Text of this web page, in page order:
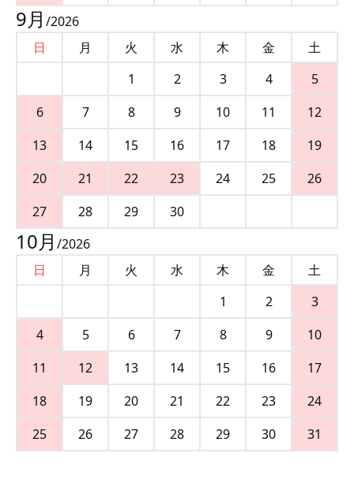
9月 /2026
日
月 火 水 木 金
土
1
2 3 4
5
6
7 8 9 10 11
12
13
14 15 16 17 18
19
20
21 22 23 24 25
26
27
28 29 30
10月 /2026
日
月 火 水 木 金
土
1
2
3
4
5 6 7 8 9
10
11
12 13 14 15 16
17
18
19 20 21 22 23
24
25
26 27 28 29 30 31